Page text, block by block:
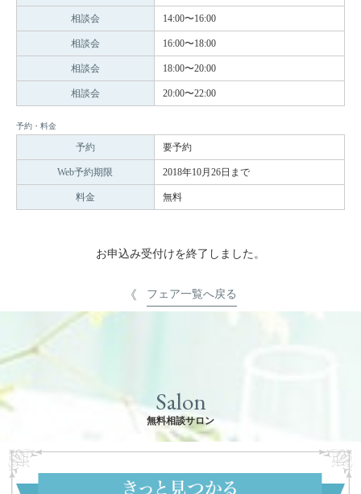
相談会 14:00〜16:00
相談会 16:00〜18:00
相談会 18:00〜20:00
相談会 20:00〜22:00
予約・料金
予約 要予約
Web予約期限 2018年10月26日まで
料金 無料
お申込み受付けを終了しました。
フェア一覧へ戻る
Salon
無料相談サロン